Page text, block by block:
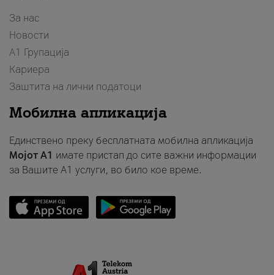
За нас
Новости
А1 Групација
Кариера
Заштита на лични податоци
Мобилна апликација
Единствено преку бесплатната мобилна апликација
Мојот A1 имате пристап до сите важни информации
за Вашите A1 услуги, во било кое време.